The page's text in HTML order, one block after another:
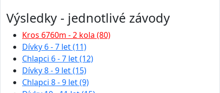
Výsledky - jednotlivé závody
Kros 6760m - 2 kola (80)
Dívky 6 - 7 let (11)
Chlapci 6 - 7 let (12)
Dívky 8 - 9 let (15)
Chlapci 8 - 9 let (9)